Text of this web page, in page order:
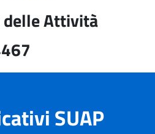
delle Attività
SUAP